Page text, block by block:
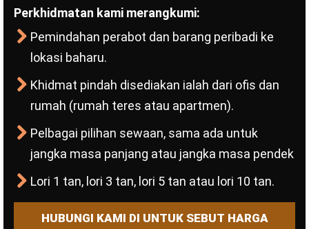
Perkhidmatan kami merangkumi:
Pemindahan perabot dan barang peribadi ke
lokasi baharu.
Khidmat pindah disediakan ialah dari ofis dan
rumah (rumah teres atau apartmen).
Pelbagai pilihan sewaan, sama ada untuk
jangka masa panjang atau jangka masa pendek
Lori 1 tan, lori 3 tan, lori 5 tan atau lori 10 tan.
HUBUNGI KAMI DI UNTUK SEBUT HARGA